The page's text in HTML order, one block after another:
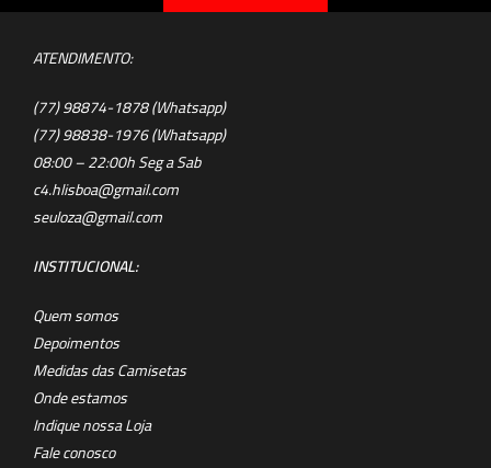
ATENDIMENTO:
(77) 98874-1878 (Whatsapp)
(77) 98838-1976 (Whatsapp)
08:00 – 22:00h Seg a Sab
c4.hlisboa@gmail.com
seuloza@gmail.com
INSTITUCIONAL:
Quem somos
Depoimentos
Medidas das Camisetas
Onde estamos
Indique nossa Loja
Fale conosco